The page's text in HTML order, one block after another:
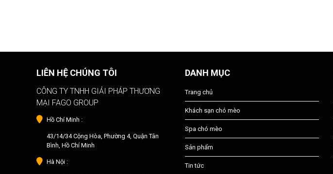
LIÊN HỆ CHÚNG TÔI
CÔNG TY TNHH GIẢI PHÁP THƯƠNG
MẠI FAGO GROUP
Hồ Chí Minh :
43/14/34 Cộng Hòa, Phường 4, Quận Tân
Bình, Hồ Chí Minh
Hà Nội :
DANH MỤC
Trang chủ
Khách sạn chó mèo
Spa chó mèo
Sản phẩm
Tin tức